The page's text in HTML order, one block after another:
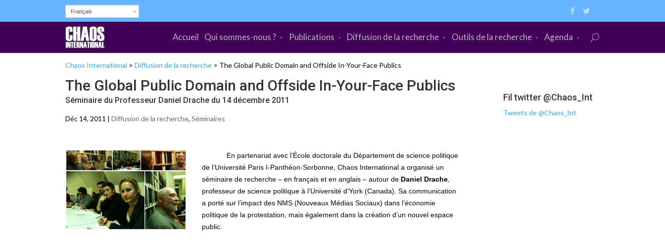
Français
Accueil Qui sommes-nous ? Publications Diffusion de la recherche Outils de la recherche Agenda
Chaos International > Diffusion de la recherche > The Global Public Domain and Offside In-Your-Face Publics
The Global Public Domain and Offside In-Your-Face Publics
Séminaire du Professeur Daniel Drache du 14 décembre 2011
Déc 14, 2011 | Diffusion de la recherche, Séminaires
En partenariat avec l’École doctorale du Département de science politique
de l’Université Paris I-Panthéon-Sorbonne, Chaos International a organisé un
séminaire de recherche – en français et en anglais – autour de Daniel Drache,
professeur de science politique à l’Université d’York (Canada). Sa communication
a porté sur l’impact des NMS (Nouveaux Médias Sociaux) dans l’économie
politique de la protestation, mais également dans la création d’un nouvel espace
public.
Fil twitter @Chaos_Int
Tweets de @Chaos_Int